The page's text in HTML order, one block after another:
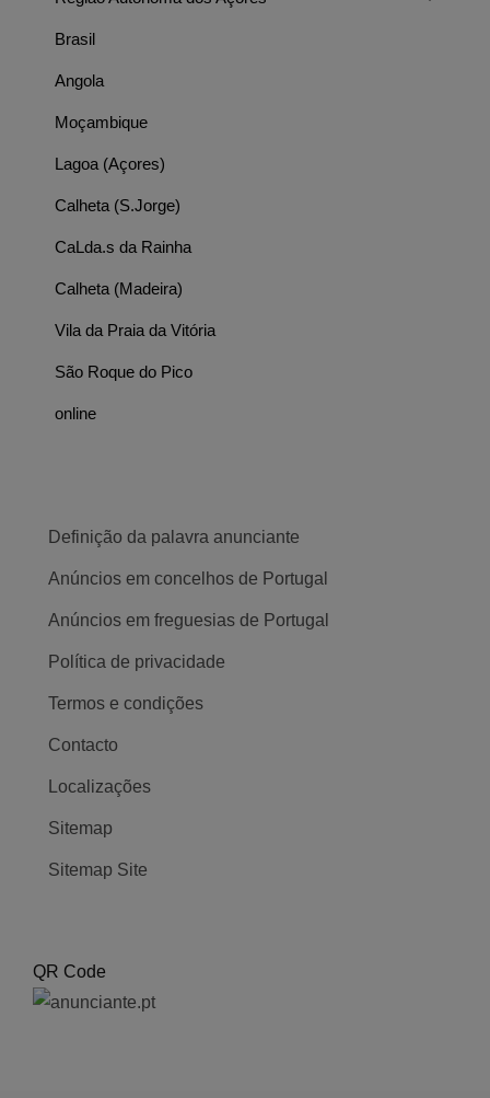
Brasil
Angola
Moçambique
Lagoa (Açores)
Calheta (S.Jorge)
CaLda.s da Rainha
Calheta (Madeira)
Vila da Praia da Vitória
São Roque do Pico
online
Definição da palavra anunciante
Anúncios em concelhos de Portugal
Anúncios em freguesias de Portugal
Política de privacidade
Termos e condições
Contacto
Localizações
Sitemap
Sitemap Site
QR Code